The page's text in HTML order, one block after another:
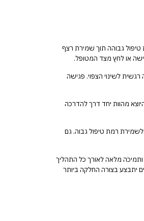
גבוהה תוך שמירת רצף
או לחץ מצד המטופל.
לשינוי הצפוי. פגישה
מהוות יחד דרך להדרכה
רמת טיפול גבוה. גם
מלאה לאורך כל התהליך
יתבצע בצורה החלקה ביותר